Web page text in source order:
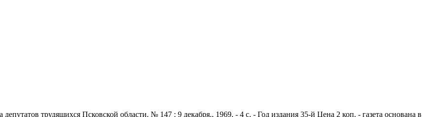
трудящихся Псковской области. № 147 : 9 декабря., 1969. - 4 с. - Год издания 35-й Цена 2 коп. - газета основана в